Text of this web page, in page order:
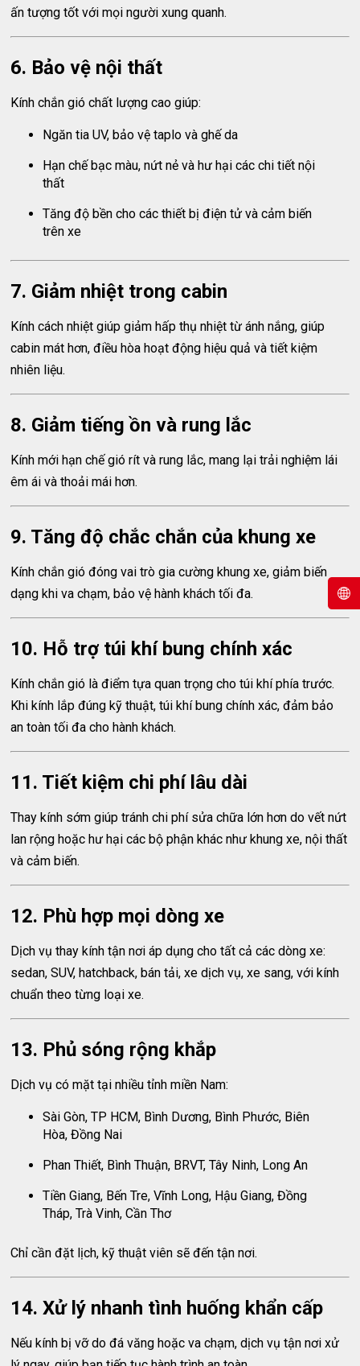
ấn tượng tốt với mọi người xung quanh.
6. Bảo vệ nội thất
Kính chắn gió chất lượng cao giúp:
Ngăn tia UV, bảo vệ taplo và ghế da
Hạn chế bạc màu, nứt nẻ và hư hại các chi tiết nội
thất
Tăng độ bền cho các thiết bị điện tử và cảm biến
trên xe
7. Giảm nhiệt trong cabin
Kính cách nhiệt giúp giảm hấp thụ nhiệt từ ánh nắng, giúp
cabin mát hơn, điều hòa hoạt động hiệu quả và tiết kiệm
nhiên liệu.
8. Giảm tiếng ồn và rung lắc
Kính mới hạn chế gió rít và rung lắc, mang lại trải nghiệm lái
êm ái và thoải mái hơn.
9. Tăng độ chắc chắn của khung xe
Kính chắn gió đóng vai trò gia cường khung xe, giảm biến
dạng khi va chạm, bảo vệ hành khách tối đa.
10. Hỗ trợ túi khí bung chính xác
Kính chắn gió là điểm tựa quan trọng cho túi khí phía trước.
Khi kính lắp đúng kỹ thuật, túi khí bung chính xác, đảm bảo
an toàn tối đa cho hành khách.
11. Tiết kiệm chi phí lâu dài
Thay kính sớm giúp tránh chi phí sửa chữa lớn hơn do vết nứt
lan rộng hoặc hư hại các bộ phận khác như khung xe, nội thất
và cảm biến.
12. Phù hợp mọi dòng xe
Dịch vụ thay kính tận nơi áp dụng cho tất cả các dòng xe:
sedan, SUV, hatchback, bán tải, xe dịch vụ, xe sang, với kính
chuẩn theo từng loại xe.
13. Phủ sóng rộng khắp
Dịch vụ có mặt tại nhiều tỉnh miền Nam:
Sài Gòn, TP HCM, Bình Dương, Bình Phước, Biên
Hòa, Đồng Nai
Phan Thiết, Bình Thuận, BRVT, Tây Ninh, Long An
Tiền Giang, Bến Tre, Vĩnh Long, Hậu Giang, Đồng
Tháp, Trà Vinh, Cần Thơ
Chỉ cần đặt lịch, kỹ thuật viên sẽ đến tận nơi.
14. Xử lý nhanh tình huống khẩn cấp
Nếu kính bị vỡ do đá văng hoặc va chạm, dịch vụ tận nơi xử